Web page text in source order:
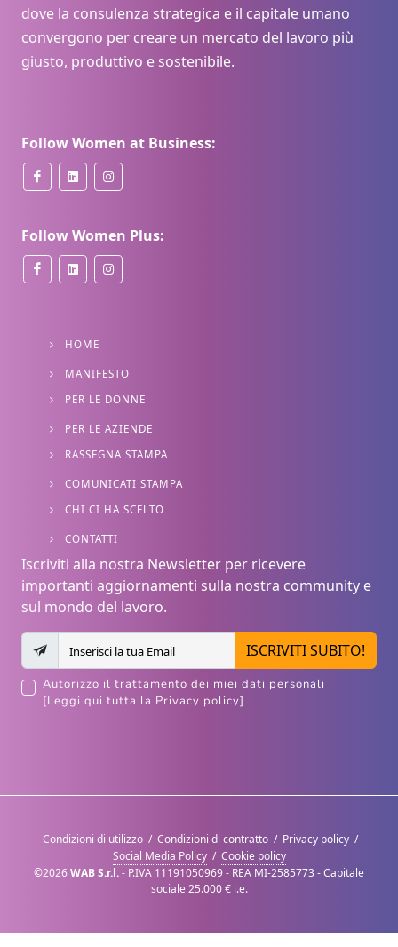
dove la consulenza strategica e il capitale umano
convergono per creare un mercato del lavoro più
giusto, produttivo e sostenibile.
Follow Women at Business:
Follow Women Plus:
HOME
MANIFESTO
PER LE DONNE
PER LE AZIENDE
RASSEGNA STAMPA
COMUNICATI STAMPA
CHI CI HA SCELTO
CONTATTI
Iscriviti alla nostra Newsletter per ricevere
importanti aggiornamenti sulla nostra community e
sul mondo del lavoro.
ISCRIVITI SUBITO!
Autorizzo il trattamento dei miei dati personali
[Leggi qui tutta la Privacy policy]
Condizioni di utilizzo / Condizioni di contratto / Privacy policy /
Social Media Policy / Cookie policy
©2026WAB S.r.l.- P.IVA 11191050969 - REA MI-2585773 - Capitale
sociale 25.000 € i.e.